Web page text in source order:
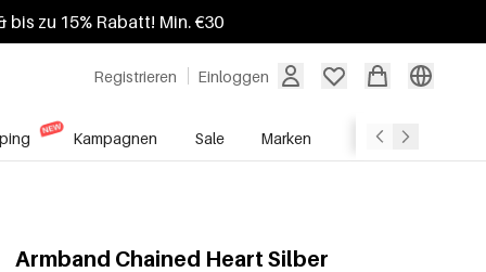
bis zu 15% Rabatt! Min. €30
Registrieren Einloggen
Kampagnen Sale Marken
Armband Chained Heart Silber